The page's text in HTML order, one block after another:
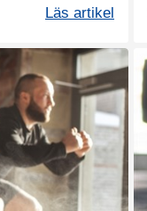
Läs artikel